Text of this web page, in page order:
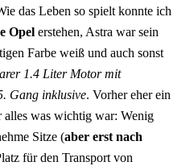
das Leben so spielt konnte ich
Opel erstehen, Astra war sein
Farbe weiß und auch sonst
1.4 Liter Motor mit
Gang inklusive. Vorher eher ein
alles was wichtig war: Wenig
Sitze (aber erst nach
für den Transport von